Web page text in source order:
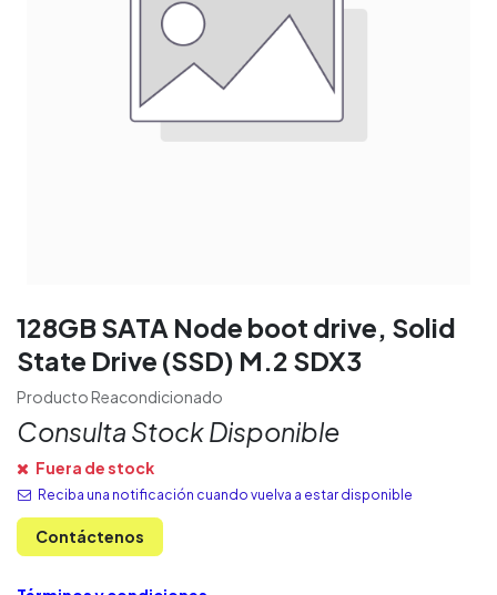
128GB SATA Node boot drive, Solid
State Drive (SSD) M.2 SDX3
Producto Reacondicionado
Consulta Stock Disponible
Fuera de stock
Reciba una notificación cuando vuelva a estar disponible
Contáctenos